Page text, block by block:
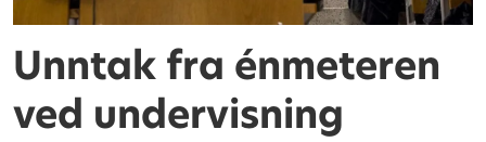
Unntak fra énmeteren
ved undervisning